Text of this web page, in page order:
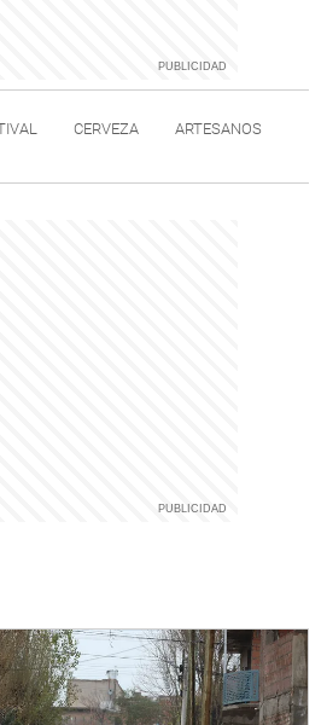
CERVEZA
ARTESANOS